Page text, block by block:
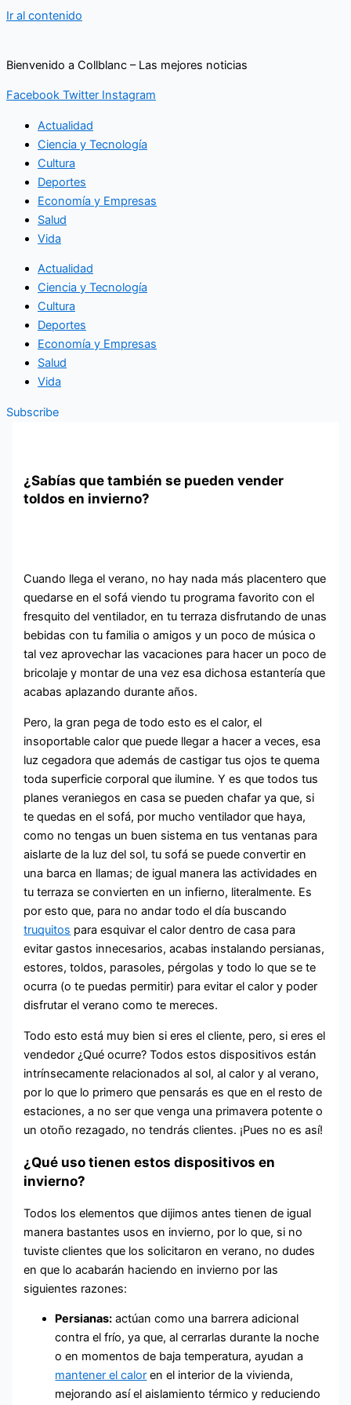
Ir al contenido
Bienvenido a Collblanc – Las mejores noticias
Facebook Twitter Instagram
Actualidad
Ciencia y Tecnología
Cultura
Deportes
Economía y Empresas
Salud
Vida
Actualidad
Ciencia y Tecnología
Cultura
Deportes
Economía y Empresas
Salud
Vida
Subscribe
¿Sabías que también se pueden vender
toldos en invierno?
Cuando llega el verano, no hay nada más placentero que
quedarse en el sofá viendo tu programa favorito con el
fresquito del ventilador, en tu terraza disfrutando de unas
bebidas con tu familia o amigos y un poco de música o
tal vez aprovechar las vacaciones para hacer un poco de
bricolaje y montar de una vez esa dichosa estantería que
acabas aplazando durante años.
Pero, la gran pega de todo esto es el calor, el
insoportable calor que puede llegar a hacer a veces, esa
luz cegadora que además de castigar tus ojos te quema
toda superficie corporal que ilumine. Y es que todos tus
planes veraniegos en casa se pueden chafar ya que, si
te quedas en el sofá, por mucho ventilador que haya,
como no tengas un buen sistema en tus ventanas para
aislarte de la luz del sol, tu sofá se puede convertir en
una barca en llamas; de igual manera las actividades en
tu terraza se convierten en un infierno, literalmente. Es
por esto que, para no andar todo el día buscando
truquitos para esquivar el calor dentro de casa para
evitar gastos innecesarios, acabas instalando persianas,
estores, toldos, parasoles, pérgolas y todo lo que se te
ocurra (o te puedas permitir) para evitar el calor y poder
disfrutar el verano como te mereces.
Todo esto está muy bien si eres el cliente, pero, si eres el
vendedor ¿Qué ocurre? Todos estos dispositivos están
intrínsecamente relacionados al sol, al calor y al verano,
por lo que lo primero que pensarás es que en el resto de
estaciones, a no ser que venga una primavera potente o
un otoño rezagado, no tendrás clientes. ¡Pues no es así!
¿Qué uso tienen estos dispositivos en
invierno?
Todos los elementos que dijimos antes tienen de igual
manera bastantes usos en invierno, por lo que, si no
tuviste clientes que los solicitaron en verano, no dudes
en que lo acabarán haciendo en invierno por las
siguientes razones:
Persianas: actúan como una barrera adicional
contra el frío, ya que, al cerrarlas durante la noche
o en momentos de baja temperatura, ayudan a
mantener el calor en el interior de la vivienda,
mejorando así el aislamiento térmico y reduciendo